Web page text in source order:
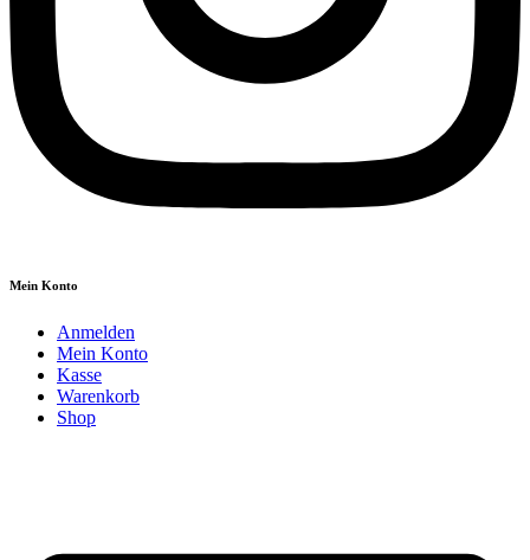
Mein Konto
Anmelden
Mein Konto
Kasse
Warenkorb
Shop